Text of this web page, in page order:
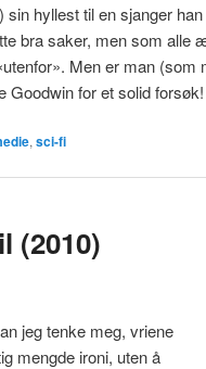
hyllest til en sjanger
bra saker, men som alle
Men er man (som
for et solid
, sci-fi
(2010)
jeg tenke meg, vriene
mengde ironi, uten å